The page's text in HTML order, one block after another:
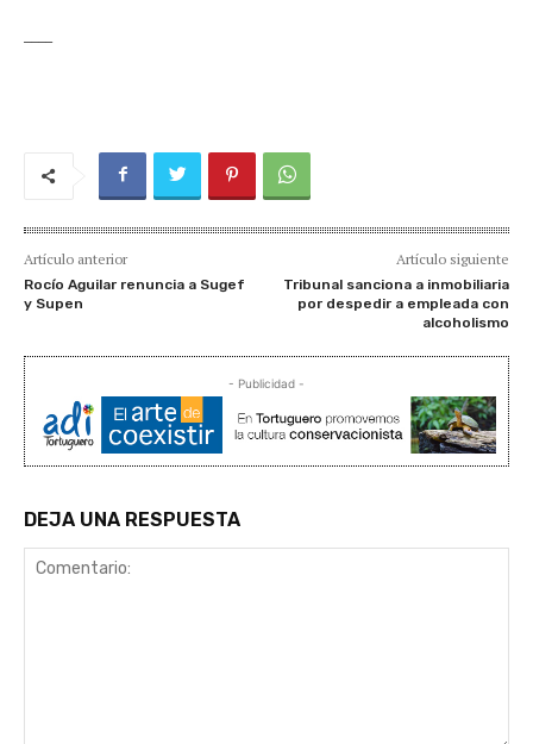
Artículo anterior
Rocío Aguilar renuncia a Sugef
y Supen
Artículo siguiente
Tribunal sanciona a inmobiliaria
por despedir a empleada con
alcoholismo
- Publicidad -
DEJA UNA RESPUESTA